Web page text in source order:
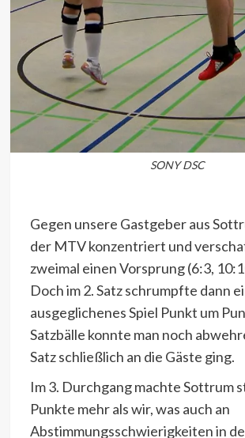
SONY DSC
Gegen unsere Gastgeber aus
der MTV konzentriert und
zweimal einen Vorsprung (6:3,
Doch im 2. Satz schrumpfte dann
ausgeglichenes Spiel Punkt um
Satzbälle konnte man noch
Satz schließlich an die Gäste ging.
Im 3. Durchgang machte Sottrum
Punkte mehr als wir, was auch an
Abstimmungsschwierigkeiten in